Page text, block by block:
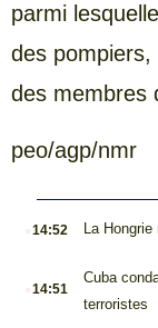
parmi
des
des membres
peo/agp/nmr
14:52 La
14:51
Cuba
terroristes